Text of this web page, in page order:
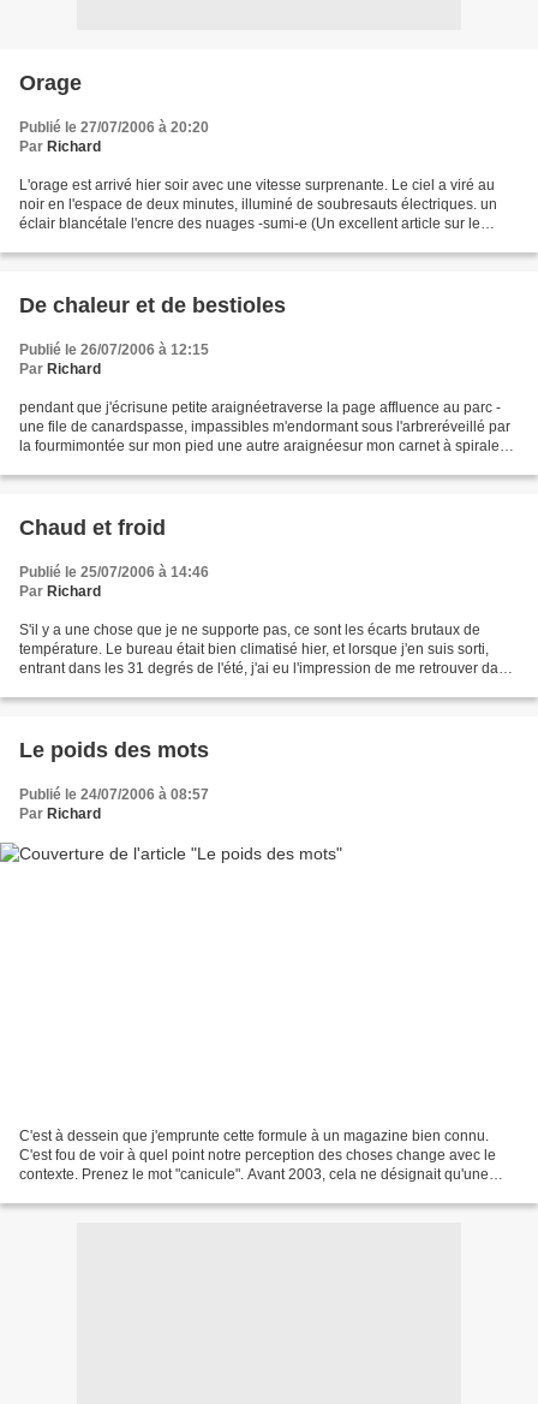
Orage
Publié le 27/07/2006 à 20:20
Par Richard
L'orage est arrivé hier soir avec une vitesse surprenante. Le ciel a viré au
noir en l'espace de deux minutes, illuminé de soubresauts électriques. un
éclair blancétale l'encre des nuages -sumi-e (Un excellent article sur le
De chaleur et de bestioles
Publié le 26/07/2006 à 12:15
Par Richard
pendant que j'écrisune petite araignéetraverse la page affluence au parc -
une file de canardspasse, impassibles m'endormant sous l'arbreréveillé par
la fourmimontée sur mon pied une autre araignéesur mon carnet à spirales-
Chaud et froid
Publié le 25/07/2006 à 14:46
Par Richard
S'il y a une chose que je ne supporte pas, ce sont les écarts brutaux de
température. Le bureau était bien climatisé hier, et lorsque j'en suis sorti,
entrant dans les 31 degrés de l'été, j'ai eu l'impression de me retrouver dans
Le poids des mots
Publié le 24/07/2006 à 08:57
Par Richard
C'est à dessein que j'emprunte cette formule à un magazine bien connu.
C'est fou de voir à quel point notre perception des choses change avec le
contexte. Prenez le mot "canicule". Avant 2003, cela ne désignait qu'une